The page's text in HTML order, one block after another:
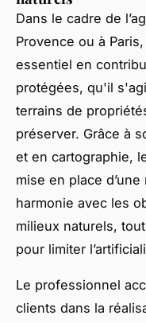
Dans le cadre de
Provence ou à
essentiel en
protégées, qu'il
terrains de
préserver. Grâce à
et en cartographie,
mise en place
harmonie avec les
milieux naturels,
pour limiter
Le professionnel
clients dans la